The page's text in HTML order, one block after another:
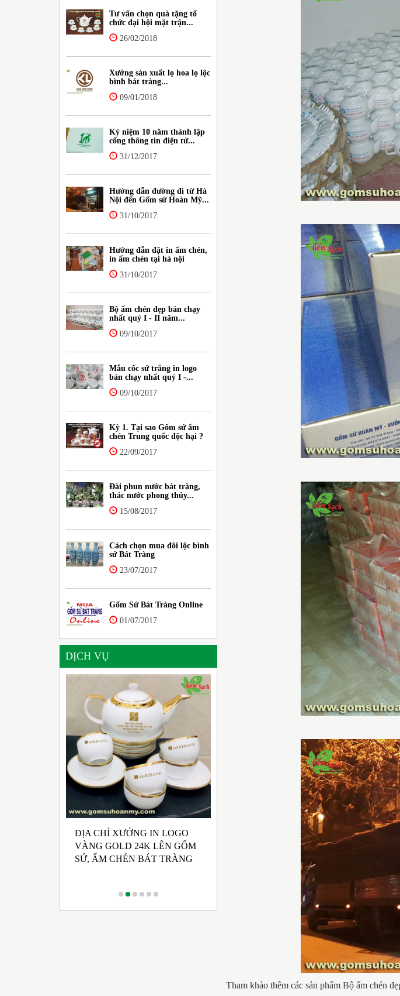
Tư vấn chọn quà tặng tổ
chức đại hội mặt trận...
26/02/2018
Xưởng sản xuất lọ hoa lọ lộc
bình bát tràng...
09/01/2018
Kỷ niệm 10 năm thành lập
cổng thông tin điện tử...
31/12/2017
Hướng dẫn đường đi từ Hà
Nội đến Gốm sứ Hoàn Mỹ...
31/10/2017
Hướng đẫn đặt in ấm chén,
in ấm chén tại hà nội
31/10/2017
Bộ ấm chén đẹp bán chạy
nhất quý I - II năm...
09/10/2017
Mẫu cốc sứ trắng in logo
bán chạy nhất quý I -...
09/10/2017
Kỳ 1. Tại sao Gốm sứ ấm
chén Trung quốc độc hại ?
22/09/2017
Đài phun nước bát tràng,
thác nước phong thủy...
15/08/2017
Cách chọn mua đôi lộc bình
sứ Bát Tràng
23/07/2017
Gốm Sứ Bát Tràng Online
01/07/2017
DỊCH VỤ
ĐỊA CHỈ XƯỞNG IN LOGO
VÀNG GOLD 24K LÊN GỐM
SỨ, ẤM CHÉN BÁT TRÀNG
NHẬN SẢN XUẤT BỘ ẤM
CHÉN BÁT TRÀNG MEN
RONG MEN NGỌC PHONG
CÁCH TRÀ ĐẠO IN LOGO
BỘ ẤM
QUÀ
Tham khảo thêm các sản phẩm Bộ ấm chén